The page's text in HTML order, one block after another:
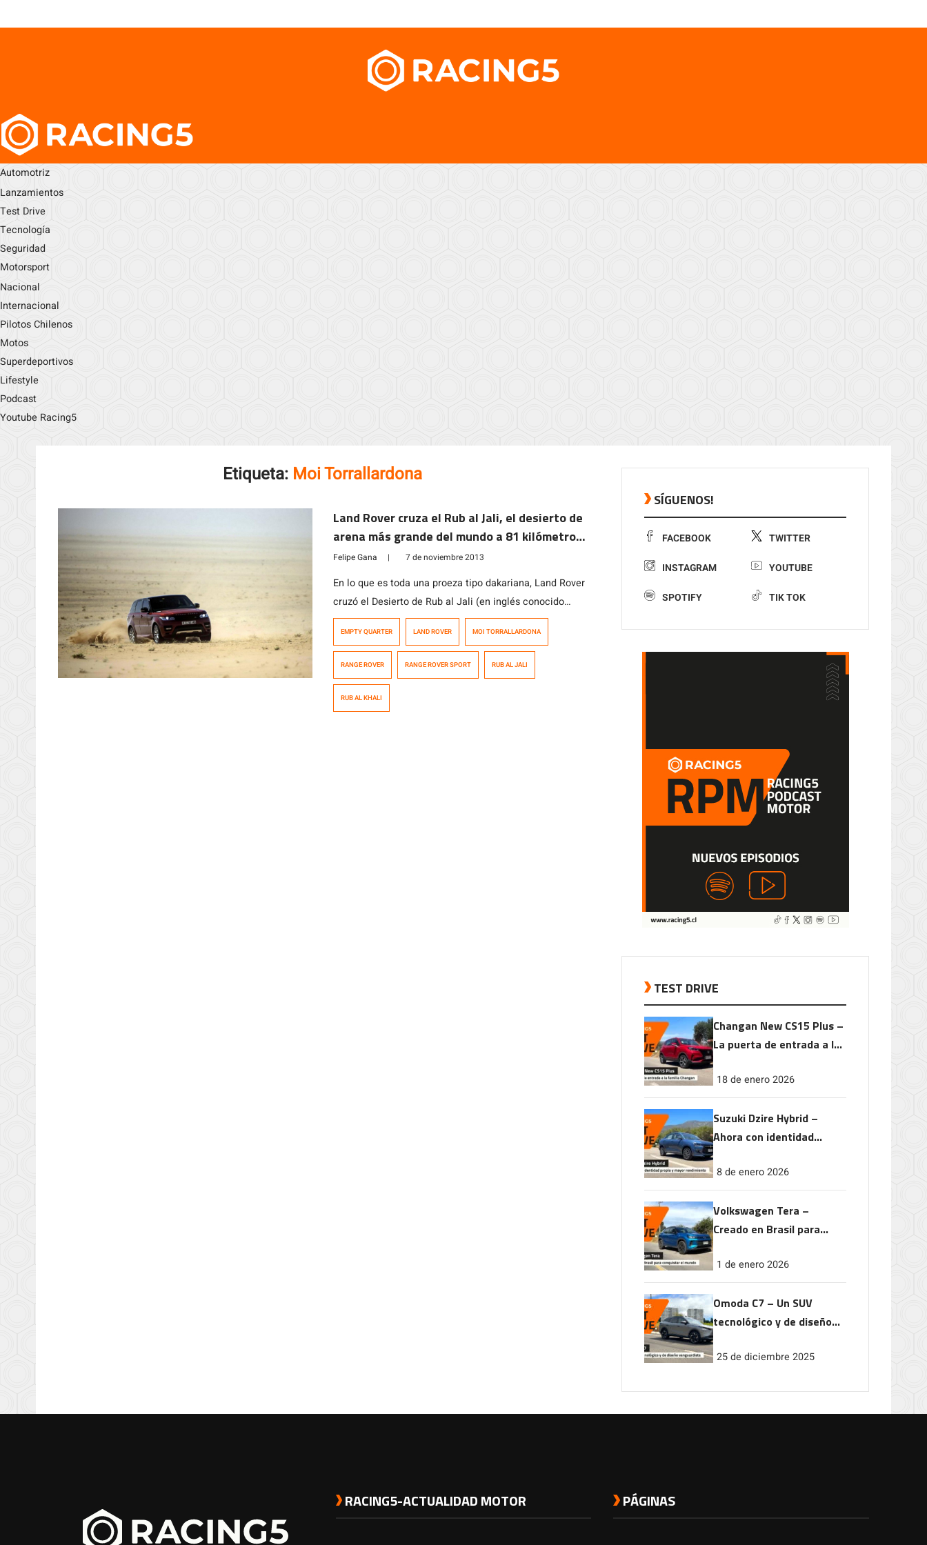
Automotriz
Lanzamientos
Test Drive
Tecnología
Seguridad
Motorsport
Nacional
Internacional
Pilotos Chilenos
Motos
Superdeportivos
Lifestyle
Podcast
Youtube Racing5
Etiqueta: Moi Torrallardona
Land Rover cruza el Rub al Jali, el desierto de
arena más grande del mundo a 81 kilómetros
por hora de promedio
Felipe Gana | 7 de noviembre 2013
En lo que es toda una proeza tipo dakariana, Land Rover
cruzó el Desierto de Rub al Jali (en inglés conocido
como «Empty Quarter» y en árabe como Rub’ al Khali)
con un Range Rover Sport prácticamente estándar a la
La única modificación que se le hizo al […]
EMPTY QUARTER LAND ROVER MOI TORRALLARDONA
RANGE ROVER RANGE ROVER SPORT RUB AL JALI
RUB AL KHALI
SÍGUENOS!
FACEBOOK TWITTER
INSTAGRAM YOUTUBE
SPOTIFY TIK TOK
TEST DRIVE
Changan New CS15 Plus –
La puerta de entrada a la
18 de enero 2026
Suzuki Dzire Hybrid –
Ahora con identidad
rendimiento
8 de enero 2026
Volkswagen Tera –
Creado en Brasil para
1 de enero 2026
Omoda C7 – Un SUV
tecnológico y de diseño
25 de diciembre 2025
RACING5-ACTUALIDAD MOTOR PÁGINAS